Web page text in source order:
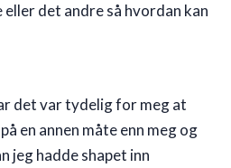
det andre så hvordan kan
det var tydelig for meg at
en annen måte enn meg og
jeg hadde shapet inn